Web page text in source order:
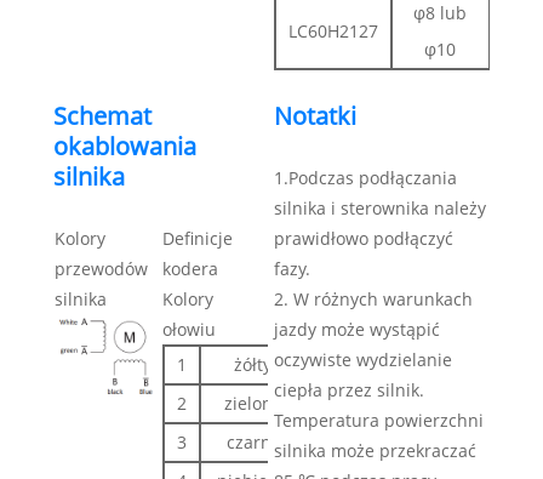
LC60H2127
φ8 lub
φ10
Schemat
okablowania
silnika
Kolory
przewodów
silnika
Definicje
kodera
Kolory
ołowiu
1
żółty
EB+
2
zielony
EB-
3
czarny
EA+
Notatki
1.Podczas podłączania
silnika i sterownika należy
prawidłowo podłączyć
fazy.
2. W różnych warunkach
jazdy może wystąpić
oczywiste wydzielanie
ciepła przez silnik.
Temperatura powierzchni
silnika może przekraczać